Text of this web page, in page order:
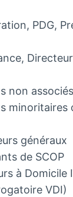
PDG,
non associés
minoritaires
généraux
de SCOP
à Domicile
VDI)